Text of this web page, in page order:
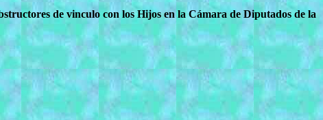
de vinculo con los Hijos en la Cámara de Diputados de la